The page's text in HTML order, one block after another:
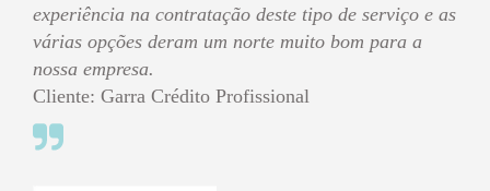
experiência na contratação deste tipo de serviço e as
várias opções deram um norte muito bom para a
nossa empresa.
Cliente: Garra Crédito Profissional